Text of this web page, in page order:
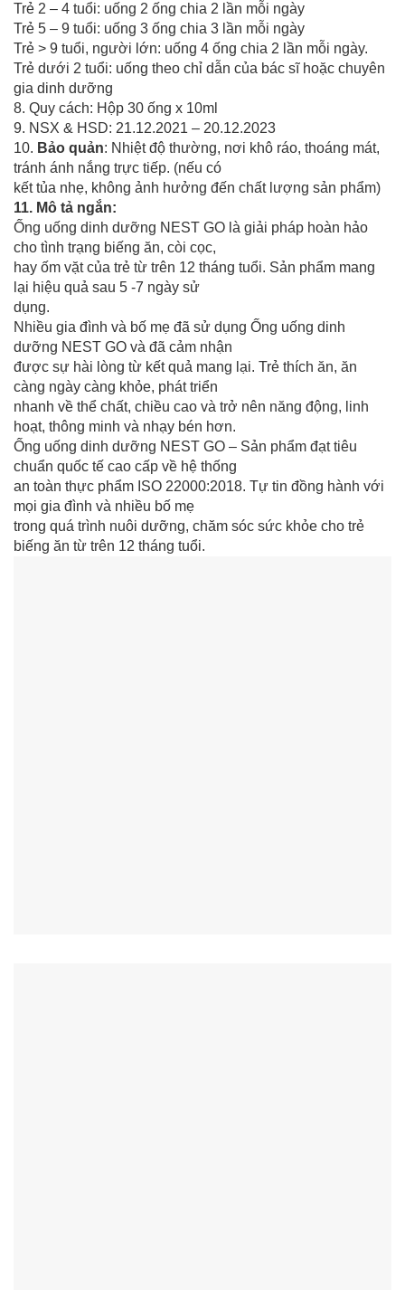
Trẻ 2 – 4 tuổi: uống 2 ống chia 2 lần mỗi ngày
Trẻ 5 – 9 tuổi: uống 3 ống chia 3 lần mỗi ngày
Trẻ > 9 tuổi, người lớn: uống 4 ống chia 2 lần mỗi ngày.
Trẻ dưới 2 tuổi: uống theo chỉ dẫn của bác sĩ hoặc chuyên
gia dinh dưỡng
8. Quy cách: Hộp 30 ống x 10ml
9. NSX & HSD: 21.12.2021 – 20.12.2023
10. Bảo quản: Nhiệt độ thường, nơi khô ráo, thoáng mát,
tránh ánh nắng trực tiếp. (nếu có
kết tủa nhẹ, không ảnh hưởng đến chất lượng sản phẩm)
11. Mô tả ngắn:
Ống uống dinh dưỡng NEST GO là giải pháp hoàn hảo
cho tình trạng biếng ăn, còi cọc,
hay ốm vặt của trẻ từ trên 12 tháng tuổi. Sản phẩm mang
lại hiệu quả sau 5 -7 ngày sử
dụng.
Nhiều gia đình và bố mẹ đã sử dụng Ống uống dinh
dưỡng NEST GO và đã cảm nhận
được sự hài lòng từ kết quả mang lại. Trẻ thích ăn, ăn
càng ngày càng khỏe, phát triển
nhanh về thể chất, chiều cao và trở nên năng động, linh
hoạt, thông minh và nhạy bén hơn.
Ống uống dinh dưỡng NEST GO – Sản phẩm đạt tiêu
chuẩn quốc tế cao cấp về hệ thống
an toàn thực phẩm ISO 22000:2018. Tự tin đồng hành với
mọi gia đình và nhiều bố mẹ
trong quá trình nuôi dưỡng, chăm sóc sức khỏe cho trẻ
biếng ăn từ trên 12 tháng tuổi.